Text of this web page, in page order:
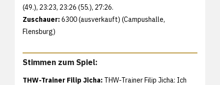
(49.), 23:23, 23:26 (55.), 27:26.
Zuschauer:6300 (ausverkauft) (Campushalle,
Flensburg)
Stimmen zum Spiel:
THW-Trainer Filip Jicha: THW-Trainer Filip Jicha: Ich